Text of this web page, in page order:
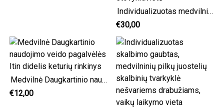
Individualizuotas medvilninis skalbinių krepšys, tamsiai mėlynos spalvos juostelių skalbimo užvalkalas koledžui, jūrinio apatinio trikotažo stovyklavietė
€30,00
Medvilnė Daugkartinio naudojimo veido pagalvėlės Itin didelis keturių rinkinys
€12,00